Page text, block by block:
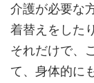
介護が必要な
着替えをした
それだけで、
て、身体的に